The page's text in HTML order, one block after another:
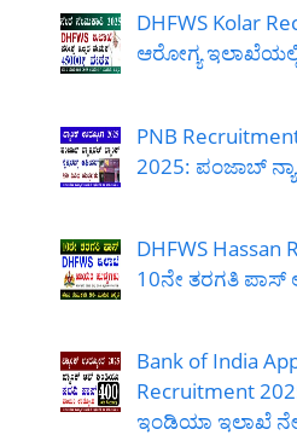
DHFWS Kolar
ಆರೋಗ್ಯ
PNB
2025: ಪಂಜಾಬ್
DHFWS Hassan
10ನೇ ತರಗತಿ
Bank of India
Recruitment
ಇಂಡಿಯಾ ಇಲಾಖೆ